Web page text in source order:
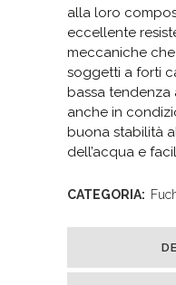
alla loro
eccellente
meccaniche
soggetti a forti
bassa tendenza
anche in
buona stabilità
dell’acqua e
CATEGORIA: